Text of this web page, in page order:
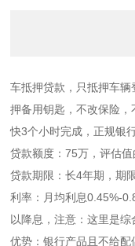
车抵押贷款，只抵押车
押备用钥匙，不改保险，
快3个小时完成，正规银
贷款额度：75万，评估
贷款期限：长4年期，期
利率：月均利息0.45%-
以降息，注意：这里是综
优势：银行产品且不给